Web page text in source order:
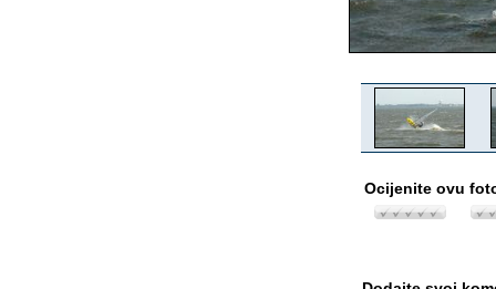
Ocijenite ovu